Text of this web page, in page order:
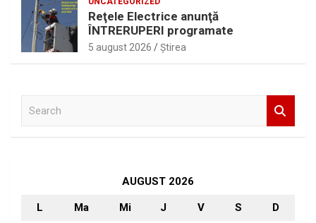
Reţele Electrice anunţă
ÎNTRERUPERI programate
5 august 2026 Ştirea
AUGUST 2026
L Ma Mi J V S D